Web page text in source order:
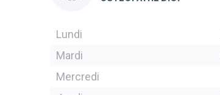
Lundi
Mardi
Mercredi